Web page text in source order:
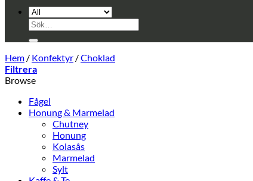
Sök
efter:
Hem / Konfektyr /Choklad
Filtrera
Browse
Fågel
Honung & Marmelad
Chutney
Honung
Kolasås
Marmelad
Sylt